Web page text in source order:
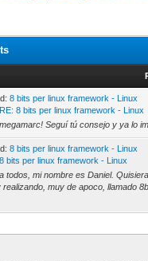
8 bits per linux framework - Linux
RE: 8 bits per linux framework - Linux
Seguí tú consejo y ya lo
8 bits per linux framework - Linux
8 bits per linux framework - Linux
todos, mi nombre es Daniel.
realizando, muy de apoco, llamado